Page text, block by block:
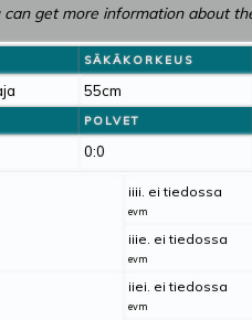
get more information about
SÄKÄKORKEUS
55cm
POLVET
0:0
iiii. ei tiedossa
evm
iiie. ei tiedossa
evm
iiei. ei tiedossa
evm